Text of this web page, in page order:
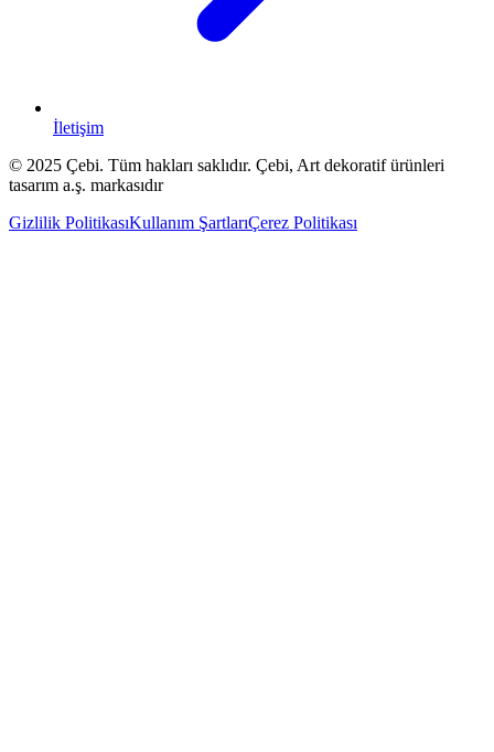
İletişim
© 2025 Çebi. Tüm hakları saklıdır. Çebi, Art dekoratif ürünleri
tasarım a.ş. markasıdır
Gizlilik PolitikasıKullanım ŞartlarıÇerez Politikası